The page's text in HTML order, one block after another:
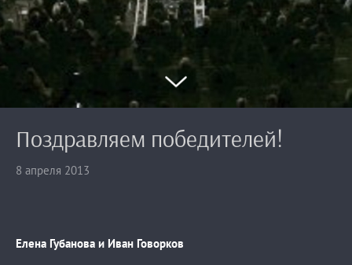
Поздравляем победителей!
8 апреля 2013
Елена Губанова и Иван Говорков